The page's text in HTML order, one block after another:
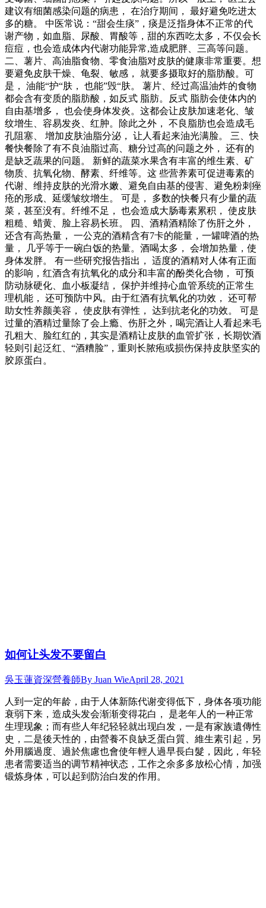
建议有细菌感染问题的病患， 在治疗期间， 最好避免吃进太
多的糖。 中医常说：“甜会生痰”，痰是泛指身体不正常的代
谢产物，如血脂、尿酸、胃酸等，甜的东西吃太多，不仅会长
痘痘，也会造成体内代谢功能异常,造成肥胖、三高等问题。
二、薯片、高油脂食物、零食油脂对皮肤的健康非常重要。想
要避免皮肤干燥、龟裂、敏感， 就要多摄取好的脂肪酸。可
是， 油能“护“肤， 也能”毁“肤。 薯片、经过高温油炸的食物
都会含有变质的脂肪酸，如反式 脂肪。反式 脂肪会使体内的
自由基增多， 也会使身体发炎。这都会让皮肤加速老化、皱
纹增生、容易发炎、红肿。除此之外， 不良脂肪也会造成毛
孔阻塞、 增加皮肤油脂分泌， 让人看起来油光满脸。 三、快
餐快餐除了有不良油脂过高、糖分过高的问题之外， 还有的
是缺乏蔬果的问题。 新鲜的蔬菜水果含有丰富的维生素、矿
物质、抗氧化物、酵素、纤维等。这 些营养素可促进毒素的
代谢、维持皮肤的光滑水嫩、避免自由基的侵害、避免粉刺痤
疮的形成、延缓皱纹增生。 可是， 多数的快餐只有少量的蔬
菜，甚至没有。纤维不足， 也会造成大肠毒素累积， 使皮肤
粗糙、蜡黄、脸上容易长班。 四、酒精酒精除了伤肝之外，
还含有高热量， 一公克的酒精含有7卡的能量，一罐啤酒的热
量， 几乎等于一碗白饭的热量。酒喝太多， 会增加热量，使
身体发胖。 有一些研究报告指出， 适度的酒精对人体有正面
的影响，红酒含有抗氧化的成分和丰富的酚类化合物， 可预
防动脉硬化、血小板凝结， 保护并维持心血管系统的正常生
理机能， 还可预防中风。由于红酒有抗氧化的功效， 还可帮
助女性养颜美容， 使皮肤有弹性， 达到抗老化的功效。 可是
过量的酒精过量除了会上瘾、伤肝之外，喝完酒让人看起来毛
孔粗大、脸红红的，其实是酒精让皮肤的血管扩张，长期饮酒
轻则引起泛红、“酒糟脸”，重则长脓疱或损伤保持皮肤坚实的
胶原蛋白。
如何让头发不要留白
吳玉蓮資深營養師By Juan WieApril 28, 2021
人到一定的年龄，由于人体新陈代谢变得低下，身体各项功能
衰弱下来，造成头发会渐渐变得花白， 是老年人的一种正常
生理现象；而有些人年纪轻轻就出现白发，一是有家族遺傳性
史，二是後天性的，由營養不良缺乏蛋白質、維生素引起，另
外用腦過度、過於焦慮也會使年輕人過早長白髮，因此，年轻
患者需要适当的调节精神状态，工作之余多多放松心情，加强
锻炼身体，可以起到防治白发的作用。